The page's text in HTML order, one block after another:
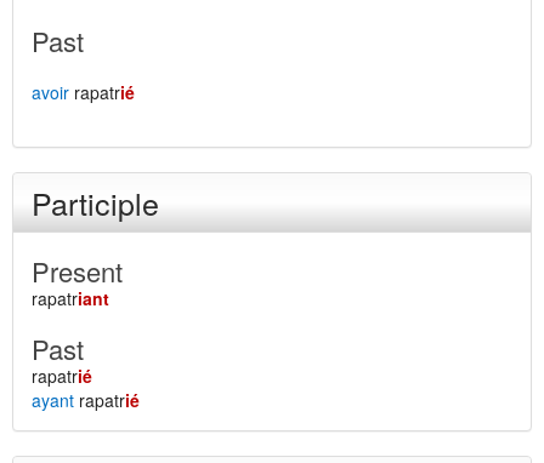
Past
avoir rapatrié
Participle
Present
rapatriant
Past
rapatrié
ayant rapatrié